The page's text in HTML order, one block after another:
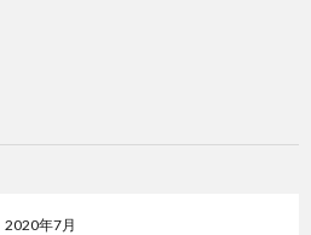
2020年7月